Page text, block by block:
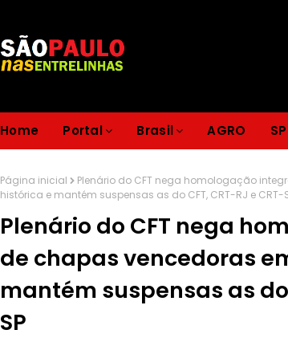
Home Portal Brasil AGRO SP
Página inicial
Plenário do CFT nega homologação
histórica e mantém suspensas as do CFT, CRT-RJ e CRT-
Plenário do CFT nega
de chapas vencedoras
mantém suspensas as do
SP